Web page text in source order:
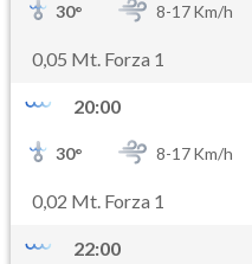
30° 8-17Km/h
0,05 Mt. Forza 1
20:00
30° 8-17Km/h
0,02 Mt. Forza 1
22:00